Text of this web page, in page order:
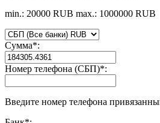
min.: 20000 RUB max.: 1000000 RUB
Сумма*:
Номер телефона (СБП)*:
Введите номер телефона